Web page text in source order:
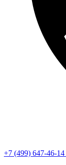
+7 (499) 647-46-14